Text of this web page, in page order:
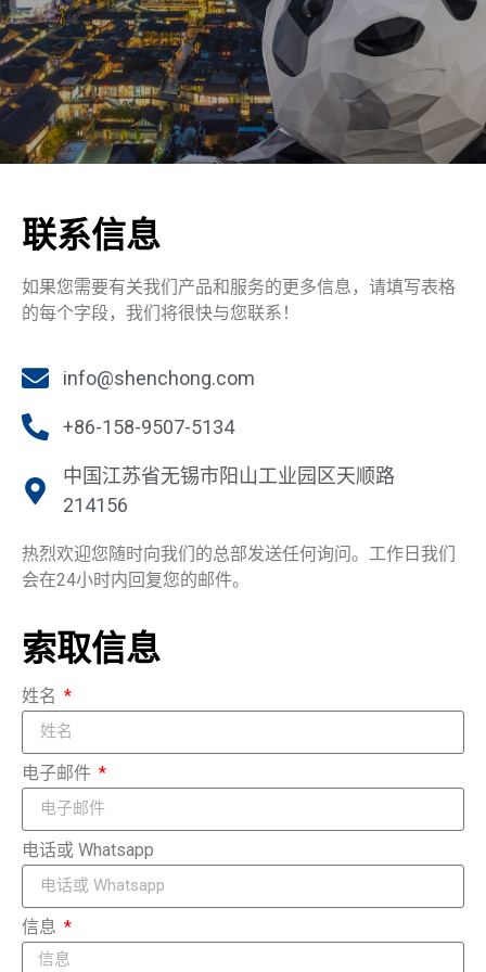
联系信息
如果您需要有关我们产品和服务的更多信息，请填写表格
的每个字段，我们将很快与您联系！
info@shenchong.com
+86-158-9507-5134
中国江苏省无锡市阳山工业园区天顺路
214156
热烈欢迎您随时向我们的总部发送任何询问。工作日我们
会在24小时内回复您的邮件。
索取信息
姓名
电子邮件
电话或 Whatsapp
信息